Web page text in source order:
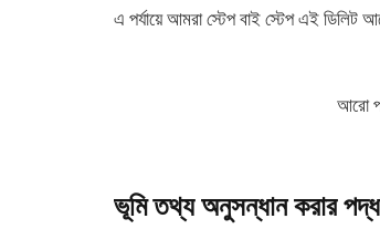
এ পর্যায়ে আমরা স্টেপ বাই স্টেপ এই
আরো
ভূমি তথ্য অনুসন্ধান করার